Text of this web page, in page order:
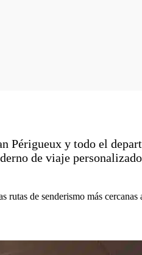
Périgueux y todo el
de viaje
de senderismo más cercanas